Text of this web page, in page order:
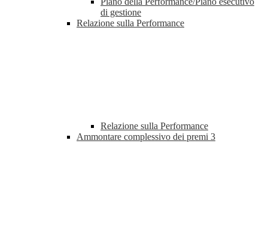
di gestione
Relazione sulla Performance
Relazione sulla Performance
Ammontare complessivo dei premi 3